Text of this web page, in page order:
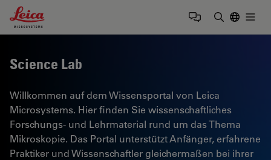
Leica Microsystems Logo
Science Lab
Willkommen auf dem Wissensportal von Leica
Microsystems. Hier finden Sie wissenschaftliches
Forschungs- und Lehrmaterial rund um das Thema
Mikroskopie. Das Portal unterstützt Anfänger, erfahrene
Praktiker und Wissenschaftler gleichermaßen bei ihrer